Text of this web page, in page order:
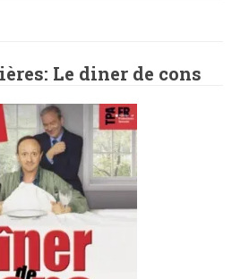
Le diner de cons